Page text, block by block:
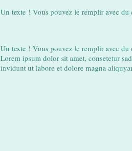
Un texte ! Vous pouvez le remplir avec
Un texte ! Vous pouvez le remplir avec
Lorem ipsum dolor sit amet, consetetur
invidunt ut labore et dolore magna